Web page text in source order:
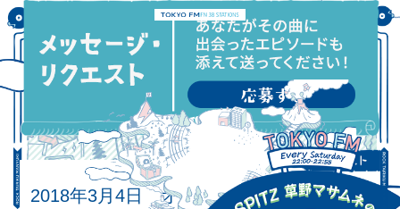
2018年3月4日 オンエアリスト